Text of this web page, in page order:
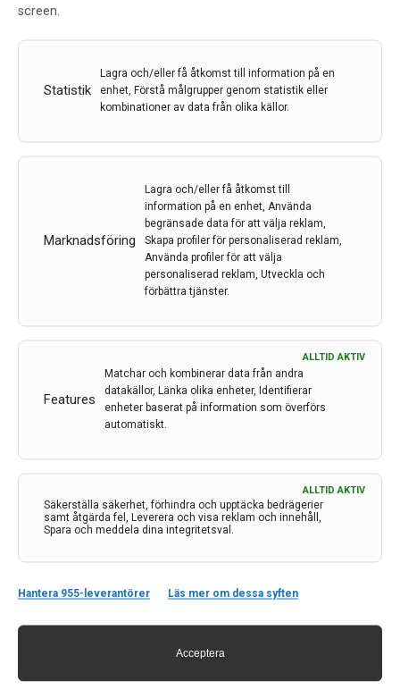
screen.
Statistik
Lagra och/eller få åtkomst till information på en
enhet, Förstå målgrupper genom statistik eller
kombinationer av data från olika källor.
Marknadsföring
Lagra och/eller få åtkomst till
information på en enhet, Använda
begränsade data för att välja reklam,
Skapa profiler för personaliserad reklam,
Använda profiler för att välja
personaliserad reklam, Utveckla och
förbättra tjänster.
Features
ALLTID AKTIV
Matchar och kombinerar data från andra
datakällor, Länka olika enheter, Identifierar
enheter baserat på information som överförs
automatiskt.
Säkerställa säkerhet, förhindra och upptäcka bedrägerier
samt åtgärda fel, Leverera och visa reklam och innehåll,
Spara och meddela dina integritetsval.
ALLTID AKTIV
Hantera 955-leverantörer Läs mer om dessa syften
Acceptera
13 nov 2020
När gnagare söker skydd i hus och uthus riskerar vi
människor att smittas av sjukdomar som djuren bär på.
hjälp med att rapportera in fynd i appen Mus i hus.
Kontakt
Neurologi i Sverige
113 68 Stockholm
Länkar